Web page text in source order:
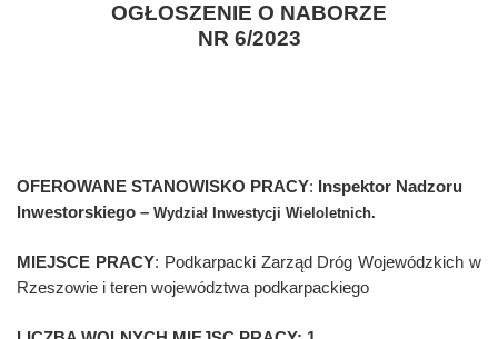
OGŁOSZENIE O NABORZE
NR 6/2023
OFEROWANE STANOWISKO PRACY:
Inspektor Nadzoru
Inwestorskiego – Wydział Inwestycji Wieloletnich.
MIEJSCE PRACY: Podkarpacki Zarząd Dróg Wojewódzkich w
Rzeszowie i teren województwa podkarpackiego